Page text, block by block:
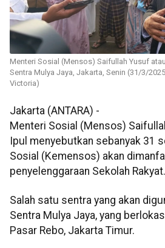
Menteri Sosial (Mensos) Saifullah Yusuf
Sentra Mulya Jaya, Jakarta, Senin (31/3/
Victoria)
Jakarta (ANTARA) -
Menteri Sosial (Mensos)
Ipul menyebutkan sebanyak 31
Sosial (Kemensos) akan
penyelenggaraan Sekolah Rakyat.
Salah satu sentra yang akan
Sentra Mulya Jaya, yang
Pasar Rebo, Jakarta Timur.